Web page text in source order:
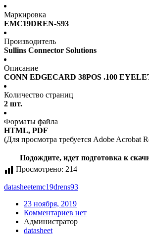
Маркировка
EMC19DREN-S93
Производитель
Sullins Connector Solutions
Описание
CONN EDGECARD 38POS .100
Количество страниц
2 шт.
Форматы файла
HTML, PDF
(Для просмотра требуется Adobe Acrobat
Подождите, идет подготовка к
Просмотрено: 214
datasheetemc19drens93
23 ноября, 2019
Комментариев нет
Администратор
datasheet